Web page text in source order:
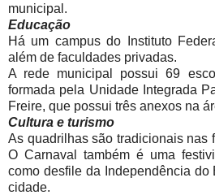
municipal.
Educação
Há um campus do Instituto
além de faculdades privadas.
A rede municipal possui 69
formada pela Unidade Integrada
Freire, que possui três anexos na
Cultura e turismo
As quadrilhas são tradicionais nas
O Carnaval também é uma
como desfile da Independência do
cidade.